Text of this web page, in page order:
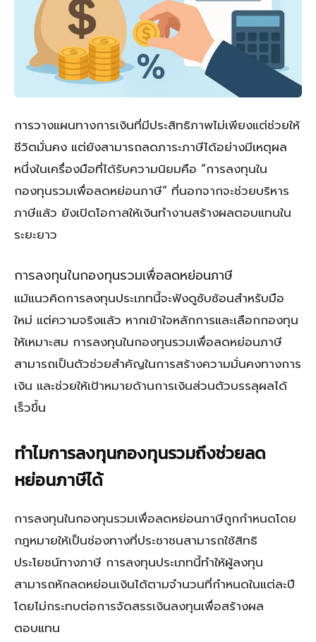
การวางแผนทางการเงินที่มีประสิทธิภาพไม่เพียงแต่ช่วยให้
ชีวิตมั่นคง แต่ยังสามารถลดภาระภาษีได้อย่างมีเหตุผล
หนึ่งในเครื่องมือที่ได้รับความนิยมคือ “การลงทุนใน
กองทุนรวมเพื่อลดหย่อนภาษี” ที่นอกจากจะช่วยบริหาร
ภาษีแล้ว ยังเปิดโอกาสให้เงินทำงานสร้างผลตอบแทนใน
ระยะยาว
การลงทุนในกองทุนรวมเพื่อลดหย่อนภาษี
แม้แนวคิดการลงทุนประเภทนี้จะฟังดูซับซ้อนสำหรับมือ
ใหม่ แต่ความจริงแล้ว หากเข้าใจหลักการและเลือกกองทุน
ให้เหมาะสม การลงทุนในกองทุนรวมเพื่อลดหย่อนภาษี
สามารถเป็นตัวช่วยสำคัญในการสร้างความมั่นคงทางการ
เงิน และช่วยให้เป้าหมายด้านการเงินส่วนตัวบรรลุผลได้
เร็วขึ้น
ทำไมการลงทุนกองทุนรวมถึงช่วยลด
หย่อนภาษีได้
การลงทุนในกองทุนรวมเพื่อลดหย่อนภาษีถูกกำหนดโดย
กฎหมายให้เป็นช่องทางที่ประชาชนสามารถใช้สิทธิ
ประโยชน์ทางภาษี การลงทุนประเภทนี้ทำให้ผู้ลงทุน
สามารถหักลดหย่อนเงินได้ตามจำนวนที่กำหนดในแต่ละปี
โดยไม่กระทบต่อการจัดสรรเงินลงทุนเพื่อสร้างผล
ตอบแทน